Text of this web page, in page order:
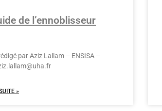
de l’ennoblisseur
par Aziz Lallam – ENSISA –
»